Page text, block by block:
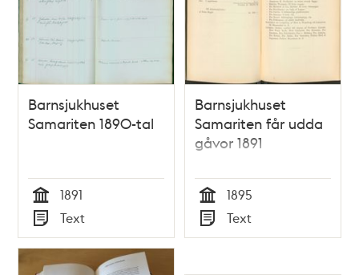
Barnsjukhuset
Samariten 1890-tal
Tid
1891
Typ
Text
Barnsjukhuset
Samariten får udda
gåvor 1891
Tid
1895
Typ
Text